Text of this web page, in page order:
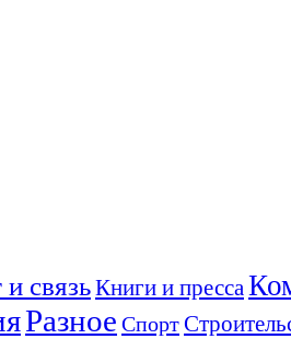
связьКниги и пресса
Разное Спорт